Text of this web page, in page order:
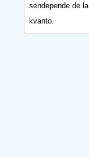
sendepende de la
kvanto.